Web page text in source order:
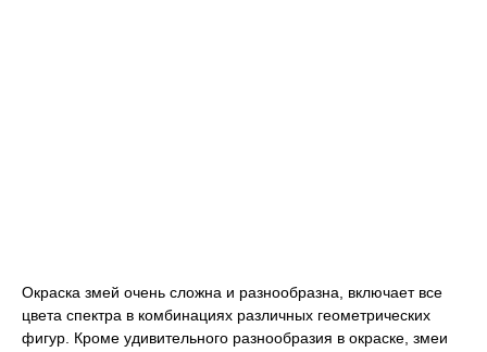
Окраска змей очень сложна и разнообразна, включает все
цвета спектра в комбинациях различных геометрических
фигур. Кроме удивительного разнообразия в окраске, змеи